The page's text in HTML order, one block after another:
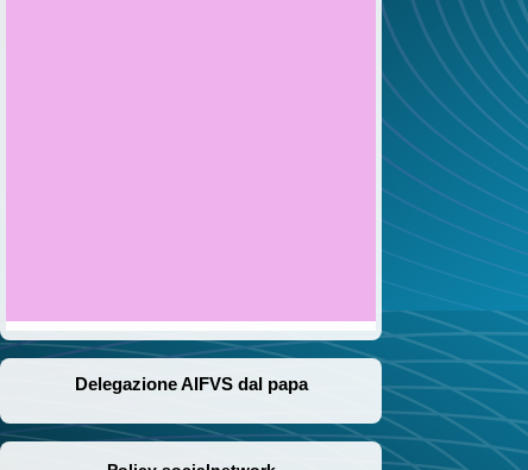
Delegazione AIFVS dal papa